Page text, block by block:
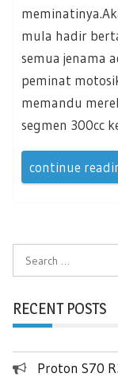
mula hadir
semua jenama
peminat
memandu
segmen 300cc
continue
RECENT POSTS
Proton S70